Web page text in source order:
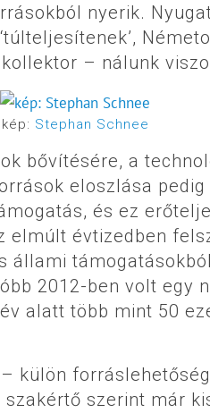
nyerik.
– nálunk
kép: Stephan Schnee
bővítésére, a
eloszlása pedig
és ez
elmúlt évtizedben
állami
2012-ben volt egy
alatt több mint 50
külön
szerint már